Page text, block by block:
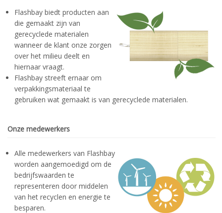
Flashbay biedt producten aan
die gemaakt zijn van
gerecyclede materialen
wanneer de klant onze zorgen
over het milieu deelt en
hiernaar vraagt.
Flashbay streeft ernaar om
verpakkingsmateriaal te
gebruiken wat gemaakt is van gerecyclede materialen.
Onze medewerkers
Alle medewerkers van Flashbay
worden aangemoedigd om de
bedrijfswaarden te
representeren door middelen
van het recyclen en energie te
besparen.